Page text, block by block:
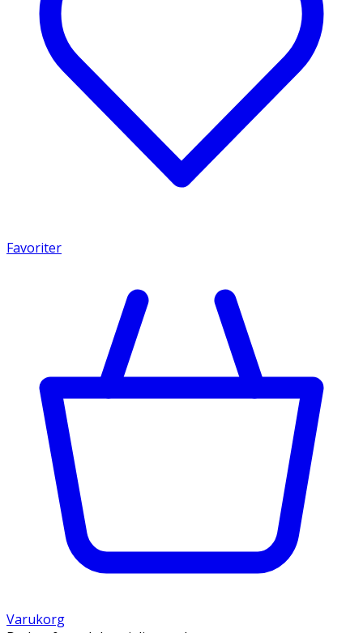
Favoriter
Varukorg